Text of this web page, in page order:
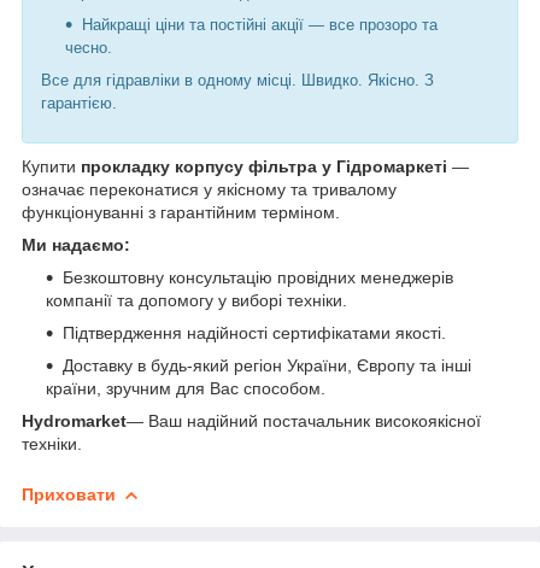
Найкращі ціни та постійні акції — все прозоро та
чесно.
Все для гідравліки в одному місці. Швидко. Якісно. З
гарантією.
Купити прокладку корпусу фільтра у Гідромаркеті —
означає переконатися у якісному та тривалому
функціонуванні з гарантійним терміном.
Ми надаємо:
Безкоштовну консультацію провідних менеджерів
компанії та допомогу у виборі техніки.
Підтвердження надійності сертифікатами якості.
Доставку в будь-який регіон України, Європу та інші
країни, зручним для Вас способом.
Hydromarket— Ваш надійний постачальник високоякісної
техніки.
Приховати